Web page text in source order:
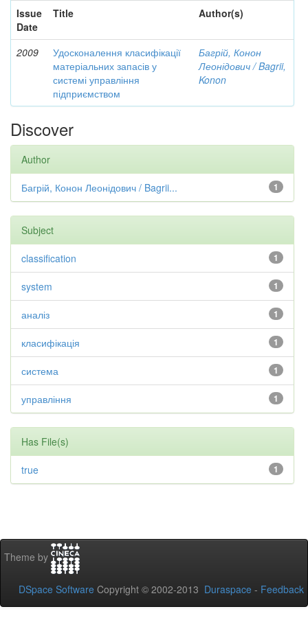
Issue
Date
Title Author(s)
2009
Удосконалення класифікації
матеріальних запасів у
системі управління
підприємством
Багрій, Конон
Леонідович / Bagrii,
Konon
Discover
Author
1
Багрій, Конон Леонідович / Bagrii...
Subject
1
classification
1
system
1
аналіз
1
класифікація
1
система
1
управління
Has File(s)
1
true
Theme by
DSpace Software Copyright © 2002-2013 Duraspace - Feedback